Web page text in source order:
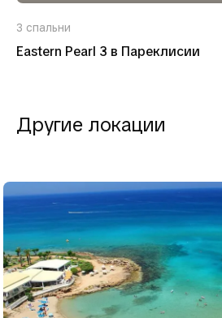
3 спальни
Eastern Pearl 3 в Пареклисии
Другие локации